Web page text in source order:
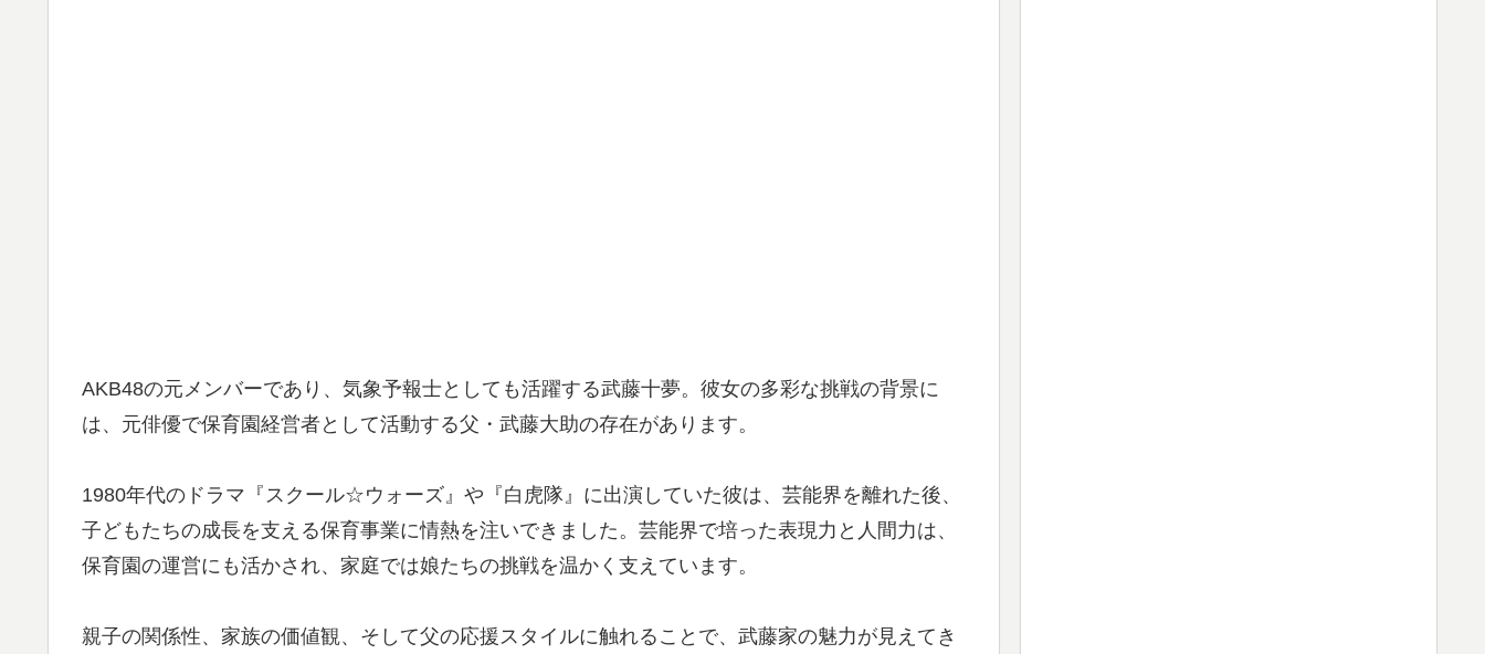
AKB48の元メンバーであり、気象予報士としても活躍する武藤十夢。彼女の多彩な挑戦の背景に
は、元俳優で保育園経営者として活動する父・武藤大助の存在があります。
1980年代のドラマ『スクール☆ウォーズ』や『白虎隊』に出演していた彼は、芸能界を離れた後、
子どもたちの成長を支える保育事業に情熱を注いできました。芸能界で培った表現力と人間力は、
保育園の運営にも活かされ、家庭では娘たちの挑戦を温かく支えています。
親子の関係性、家族の価値観、そして父の応援スタイルに触れることで、武藤家の魅力が見えてき